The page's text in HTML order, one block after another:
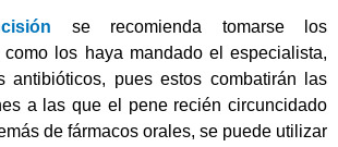
se recomienda tomarse los
como los haya mandado el especialista,
antibióticos, pues estos combatirán las
a las que el pene recién circuncidado
de fármacos orales, se puede utilizar